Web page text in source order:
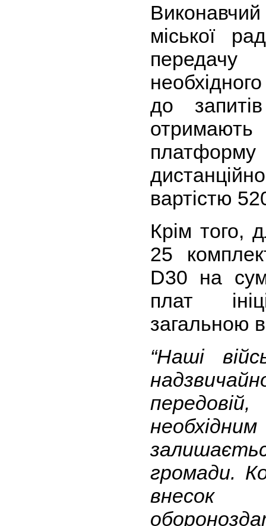
міської
передачу
до
вартістю
Крім того,
25
D30 на
плат
загальною
“Наші
громади.